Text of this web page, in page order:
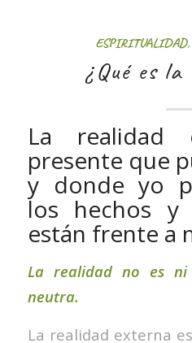
ESPIRITUALIDAD,
¿Qué es
La
presente que
y donde yo
los hechos y
están frente a
La realidad no es
neutra.
La realidad externa